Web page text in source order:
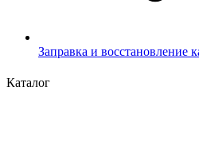
Заправка и восстановление
Каталог